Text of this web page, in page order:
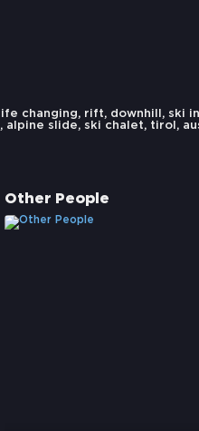
life changing, rift, downhill , ski
, alpine slide, ski chalet, tirol ,
Other People